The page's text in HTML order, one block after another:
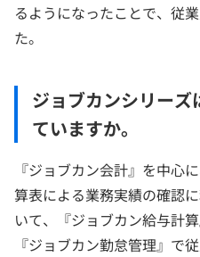
るようになったことで、従
た。
ジョブカンシリー
ていますか。
『ジョブカン会計』を中心
算表による業務実績の確認
いて、『ジョブカン給与計
『ジョブカン勤怠管理』で